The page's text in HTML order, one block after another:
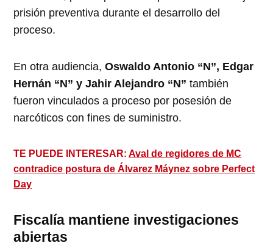
prisión preventiva durante el desarrollo del
proceso.
En otra audiencia,Oswaldo Antonio “N”, Edgar
Hernán “N” y Jahir Alejandro “N” también
fueron vinculados a proceso por posesión de
narcóticos con fines de suministro.
TE PUEDE INTERESAR:Aval de regidores de MC
contradice postura de Álvarez Máynez sobre Perfect
Day
Fiscalía mantiene investigaciones
abiertas